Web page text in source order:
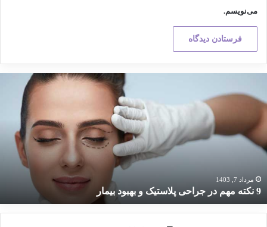
می‌نویسم.
مهم
جراحی
پلاستیک
و
بیمارمرداد 7, 1403
9 نکته مهم در جراحی پلاستیک و بهبود بیمار